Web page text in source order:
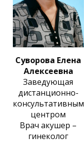
Суворова Елена
Алексеевна
Заведующая
дистанционно-
консультативным
центром
Врач акушер –
гинеколог